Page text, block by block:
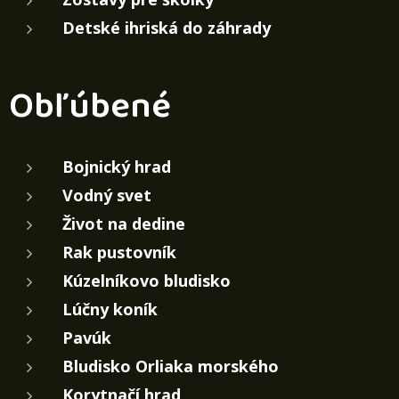
Detské ihriská do záhrady
Obľúbené
Bojnický hrad
Vodný svet
Život na dedine
Rak pustovník
Kúzelníkovo bludisko
Lúčny koník
Pavúk
Bludisko Orliaka morského
Korytnačí hrad